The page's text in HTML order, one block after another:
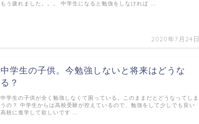
2020年7月24日
もう疲れました。。。 中学生になると勉強をしなければ …
中学生の子供。今勉強しないと将来はどうな
る？
中学生の子供が全く勉強しなくて困っている。このままだとどうなってしま
うの？ 中学生からは高校受験が控えているので、勉強をして少しでも良い
高校に進学して欲しいです …